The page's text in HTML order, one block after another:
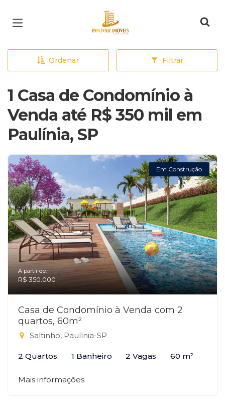
Página inicial
Ordenar Filtrar
1 Casa de Condomínio à
Venda até R$ 350 mil em
Paulínia, SP
Em Construção
A partir de:
R$ 350.000
Casa de Condomínio à Venda com 2
quartos, 60m²
Saltinho, Paulínia-SP
2 Quartos 1 Banheiro 2 Vagas 60 m²
Mais informações